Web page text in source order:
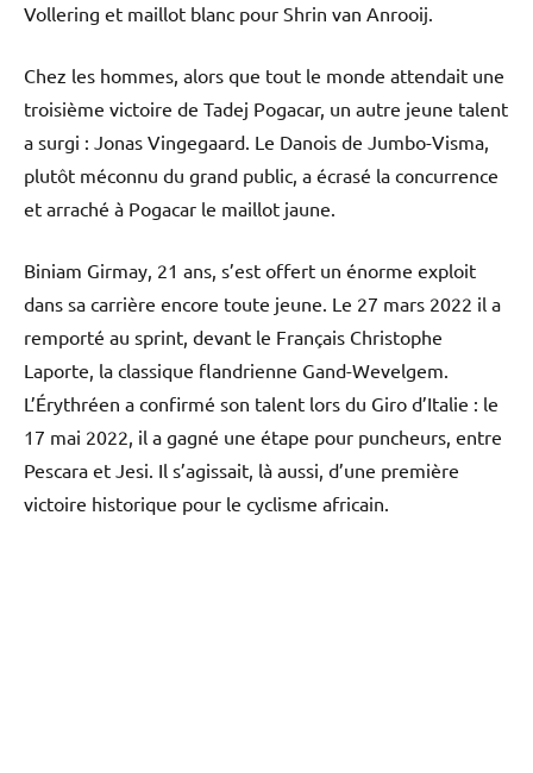
Vollering et maillot blanc pour Shrin van Anrooij.
Chez les hommes, alors que tout le monde attendait une
troisième victoire de Tadej Pogacar, un autre jeune talent
a surgi : Jonas Vingegaard. Le Danois de Jumbo-Visma,
plutôt méconnu du grand public, a écrasé la concurrence
et arraché à Pogacar le maillot jaune.
Biniam Girmay, 21 ans, s’est offert un énorme exploit
dans sa carrière encore toute jeune. Le 27 mars 2022 il a
remporté au sprint, devant le Français Christophe
Laporte, la classique flandrienne Gand-Wevelgem.
L’Érythréen a confirmé son talent lors du Giro d’Italie : le
17 mai 2022, il a gagné une étape pour puncheurs, entre
Pescara et Jesi. Il s’agissait, là aussi, d’une première
victoire historique pour le cyclisme africain.